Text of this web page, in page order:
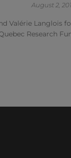
August 2,
Valérie Langlois
Research